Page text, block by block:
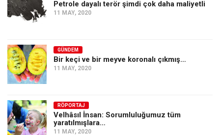
Petrole dayalı terör şimdi çok daha maliyetli
11 MAY, 2020
GÜNDEM
Bir keçi ve bir meyve koronalı çıkmış…
11 MAY, 2020
RÖPORTAJ
Velhâsıl İnsan: Sorumluluğumuz tüm
yaratılmışlara…
11 MAY, 2020